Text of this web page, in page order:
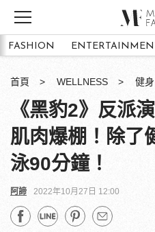
FASHION
首頁 WELLNESS 健身
《黑豹2》反派
肌肉爆棚！除了
泳90分鐘！
阿諦 2022年10月27日 12:00